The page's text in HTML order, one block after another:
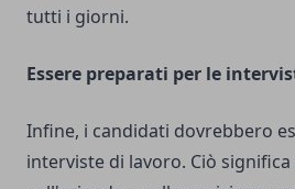
tutti i giorni.
Essere preparati per le
Infine, i candidati dovrebbero
interviste di lavoro. Ciò